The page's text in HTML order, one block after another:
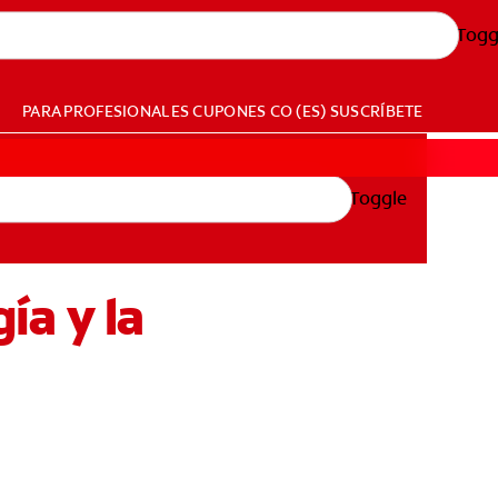
PARA PROFESIONALESCUPONES CO (ES) SUSCRÍBETE
Toggle
y la